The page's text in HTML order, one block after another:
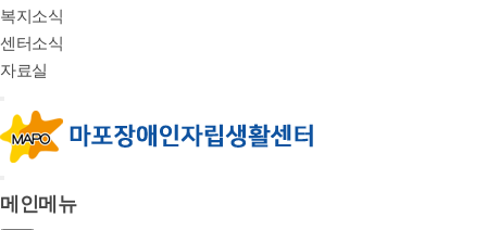
복지소식
센터소식
자료실
메인메뉴